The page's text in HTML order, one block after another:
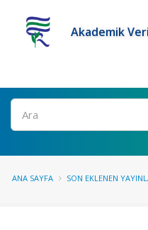
Akademik
Ara
ANA SAYFA SON EKLENEN